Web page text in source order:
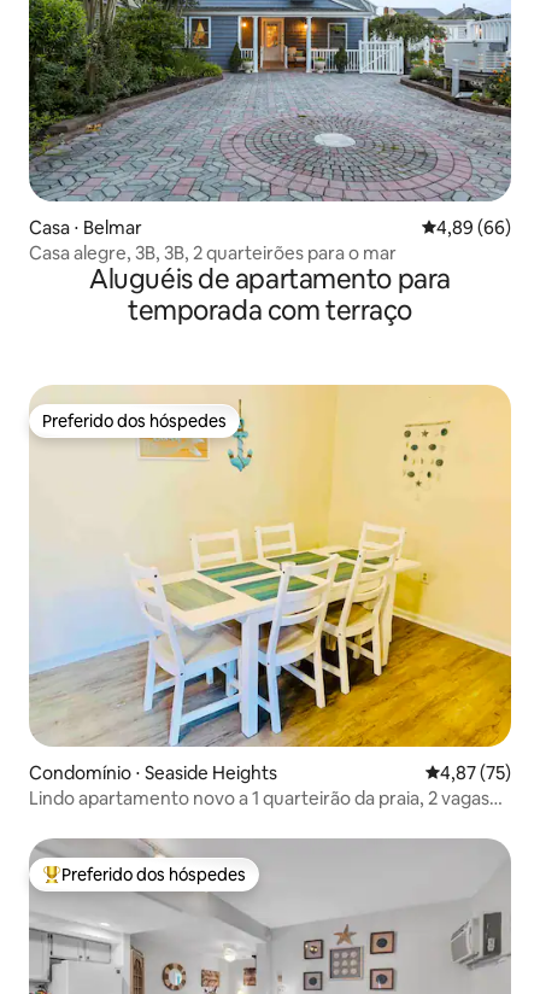
Casa ⋅ Belmar 4,89 de uma
4,89 (66)
Casa alegre, 3B, 3B, 2 quarteirões para o mar
Aluguéis de apartamento para
temporada com terraço
Preferido dos hóspedes
Preferido dos hóspedes
Condomínio ⋅ Seaside Heights 4,87 de uma
4,87 (75)
Lindo apartamento novo a 1 quarteirão da praia, 2 vagas
Entre os melhores preferidos dos hóspedes
Preferido dos hóspedes